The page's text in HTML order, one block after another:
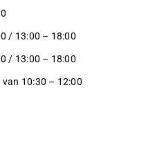
/ 13:00 – 18:00
/ 13:00 – 18:00
10:30 – 12:00